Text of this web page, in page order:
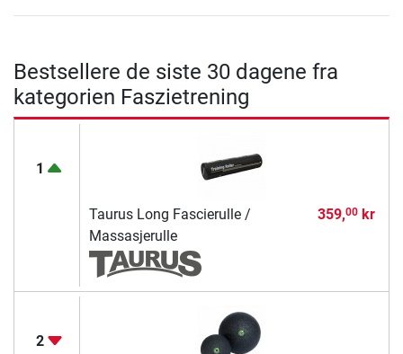
Bestsellere de siste 30 dagene fra
kategorien Faszietrening
1
Taurus Long Fascierulle /
Massasjerulle
359,00kr
2